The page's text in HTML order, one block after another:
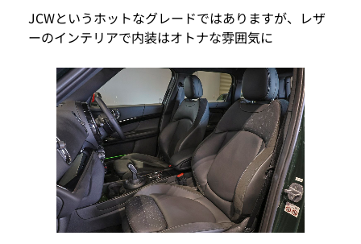
JCWというホットなグレードではありますが、レザ
ーのインテリアで内装はオトナな雰囲気に